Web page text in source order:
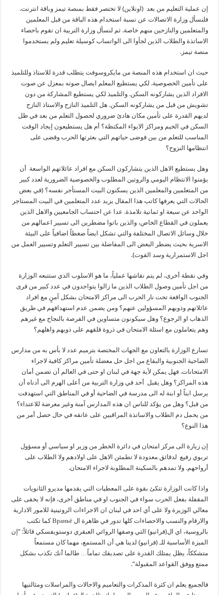
إن عملية التعليم من بعد (اونلاين) لا تختصر فقط بمنصة تيمز وباقة انترنت.
فلنسأل وزارة الاتصالات عن نسبة استخدام هذه الباقة من قبل المعلمين
والمتعلمين والنازحين منهم خاصة. ثم لنسأل وزارة التربية ان تقوم باحصاء
الاساتذة والطلاب الذين لجأوا الى الواتساب كوسيلة تعليم ولم يستخدموا
منصة تيمز.
حيث ان استخدام هذه المنصة من مايكروسوفت يتطلب قدرة للاستاذ وللتلميذ
على تأمين الخصوصية. لكي يستطيع المعلم ايصال صوته بمعزل عن صوت
الافراد الذين يشاركونه السكن. والتلميذ لكي يستطيع المشاركة من دون
تشويش من قبل من يشاركونه السكن. هل التلميذ النازح والاستاذ النازح
لديهم القدرة على تأمين مكان هادئ ضروري لحصول التعلم من بعد في ظل
السكن في الخيم ومراكز الايواء المكتظة؟ أم هل يستطيعون إيجاد الوقت
المناسب للتعلم من بين فوضى حياتهم التي بعثرتها الحرب وقضى على
انتظامها النزوح؟
وهل يستطيع الاهل الذين يتشاركون السكن مع افراد عائلاتهم الواسعة أن
يؤمنوا الانتظام اليومي والروتين المطلوب والخصوصية الضرورية لعدد كبير
من المتعلمين والمعلمين الذين يسكنون البيت المستأجر نفسه؟ (في بعض
الحالات التي يعرفها كاتب هذا المقال يزيد عدد المتعلمين في البيت المستاجر
الواحد عن سبعة او ثمانية تلامذة. عدا عن احتساب الجامعيين والاهل الذين
يعملون في القطاع الخاص، والذين باتوا مضطرين الى تسيير اعمالهم من
خلال وسائل الاتصال المختلفة والتي تشكل ايضاً ضغطاً اضافياً على البيئة
الاسرية بحيث يضطر البعض الى المفاضلة بين تسيير التعلم وتسيير العمل من
اجل الاستمرارية وسد القوت).
وفي نقطة أخرى، لم يتم نقاشها عملياً، ما هو الاسلوب الذي ستتبعه الوزارة
من اجل تأمين وصول الطلاب الذين ما زالوا يتواجدون في عدد كبير من قرى
الجنوب الواقعة تحت نار الحرب الى مراكز الامتحان بشكل آمنٍ مع افراد
عائلاتهم وذويهم المسؤولين عنهم؟ ومن يضمن عدم استهدافهم في طريق
الذهاب او الرجوع؟ وهل سيكونون متساوين في الفرصة بالنجاح مع غيرهم
وهم يتعاملون مع اسئلة الامتحان في ذروة قلقهم على ذويهم واهلهم؟
تسارع الوزارة بالتعاون مع الجهات المختصة بترميم عدد لا بأس به من مدارس
الضاحية الجنوبية والبقاع من اجل حل معضلة تأمين مراكز كافية لاجراء
الامتحانات. فهل يمكن لأية جهة في لبنان او حتى في العالم أن تضمن أمان
هذه المراكز؟ وهل يقبل أحد في وزارة التربية من أعلى الهرم الى أدناه أن
يرسل ابناً أو ابنة له الى مدرسة في الضاحية أو في المناطق التي استهدفت
من قبل؟ وهل من يؤكد للناس ان هذه المدارس آمنة وغير معرضة للاعتداء؟
من يحمل دم الطلاب والاساتذة المراقبين على عاتقه في حال حصل أمر من
هذا النوع؟
إن زيارة الى مركز امتحان في دائرة الخطر من وزير او سياسي أو مسؤول
تربوي رفيع لدقائق معدودة لا تطمئن الاهل على اولادهم ولا الطلاب على
أرواحهم. ولا تمدهم بالسكينة المطلوبة لاجراء الامتحان.
واذا كانت الوزارة تتكئ بقوة على المعطيات التي يقدمها مديرو الثانويات
المقفلة بفعل الحرب سواء في الجنوب او في مناطق أخرى، فإنه لا يخفى على
معالي الوزيرة ولا على أي احد في لبنان ان الاجراءات الروتينية للامور الادارية
والارقام والنسب والاحصاءات كلها تدور في ظاهرة ال Враньё كما تكتب
بالروسية، اي ال(فرانيو) التي وصفها الروائي العبقري دوستويفسكي قائلاً: ​”إن
الميزة الأساسية للـ (فرانيو) لدينا هي أن المستمع، مهما كان مستمعاً
متشككاً، يظل يمتلك القدرة على تصديقك تماماً… طالما أنك تكذب بشكل
ممتع ووفق القواعد المقبولة”.
فالجميع يعلم ان كثرة المذكرات والتعاميم والاحالات والمراسلات ومثالتيها